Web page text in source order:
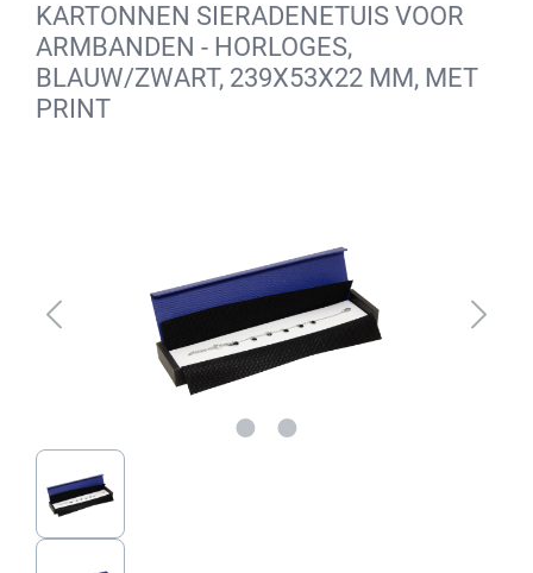
KARTONNEN SIERADENETUIS VOOR
ARMBANDEN - HORLOGES,
BLAUW/ZWART, 239X53X22 MM, MET
PRINT